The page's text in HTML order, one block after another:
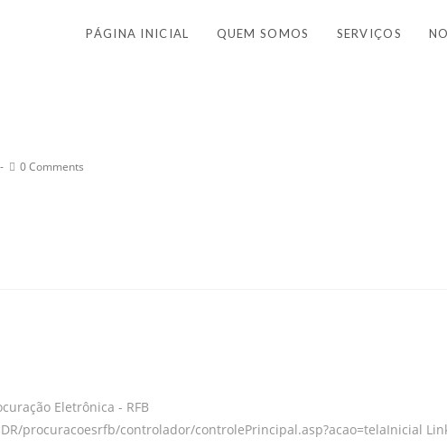
PÁGINA INICIAL QUEM SOMOS SERVIÇOS
0 Comments
Eletrônica - RFB
procuracoesrfb/controlador/controlePrincipal.asp?acao=telaInicial